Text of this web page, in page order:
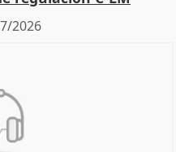
2026